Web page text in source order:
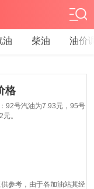
油 柴油 油价
格
92号汽油为7.93元，95号
。
参考，由于各加油站其经